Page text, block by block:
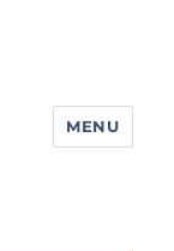
MENU